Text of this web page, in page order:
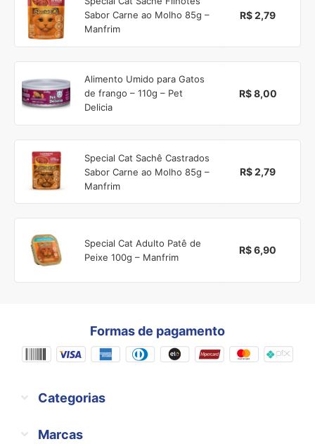
Sabor Carne ao Molho 85g –
Manfrim
R$ 2,79
Alimento Umido para Gatos
de frango – 110g – Pet
Delicia
R$ 8,00
Special Cat Sachê Castrados
Sabor Carne ao Molho 85g –
Manfrim
R$ 2,79
Special Cat Adulto Patê de
Peixe 100g – Manfrim
R$ 6,90
Formas de pagamento
Categorias
Marcas